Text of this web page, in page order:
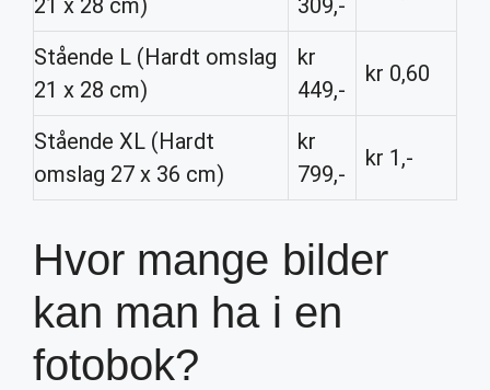
21 x 28 cm)
309,-
Stående L (Hardt omslag
21 x 28 cm)
kr
449,-
kr 0,60
Stående XL (Hardt
omslag 27 x 36 cm)
kr
799,-
kr 1,-
Hvor mange bilder
kan man ha i en
fotobok?